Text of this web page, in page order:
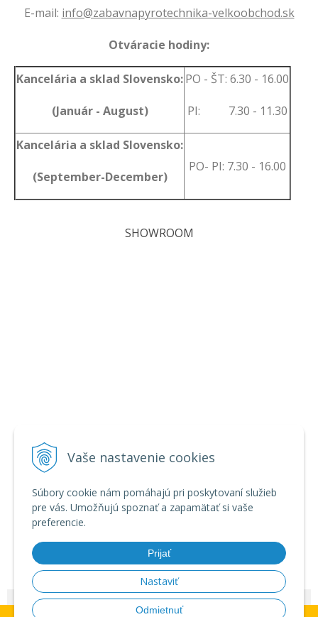
Vaše nastavenie cookies
Súbory cookie nám pomáhajú pri poskytovaní služieb
pre vás. Umožňujú spoznať a zapamätať si vaše
preferencie.
Prijať
Nastaviť
Odmietnuť
E-mail: info@zabavnapyrotechnika-velkoobchod.sk
Otváracie hodiny:
Kancelária a sklad Slovensko:
(Január - August)
PO - ŠT: 6.30 - 16.00
PI: 7.30 - 11.30
Kancelária a sklad Slovensko:
(September-December)
PO- PI: 7.30 - 16.00
SHOWROOM
© 2026 Zábavná pyrotechnika - veľkoobchod •
e-shop Pohoda